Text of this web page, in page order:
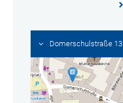
Domerschulstraße 13